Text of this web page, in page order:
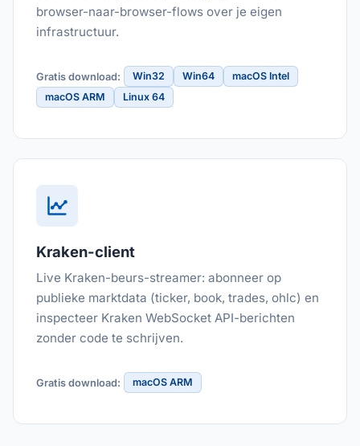
browser-naar-browser-flows over je eigen
infrastructuur.
Gratis download: Win32 Win64
macOS Intel
macOS ARM
Linux 64
Kraken-client
Live Kraken-beurs-streamer: abonneer op
publieke marktdata (ticker, book, trades, ohlc) en
inspecteer Kraken WebSocket API-berichten
zonder code te schrijven.
Gratis download: macOS ARM